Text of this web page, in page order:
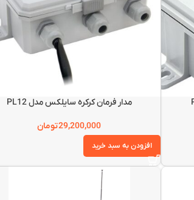
مدار فرمان کرکره سایلکس مدل PL12
29,200,000تومان
افزودن به سبد خرید